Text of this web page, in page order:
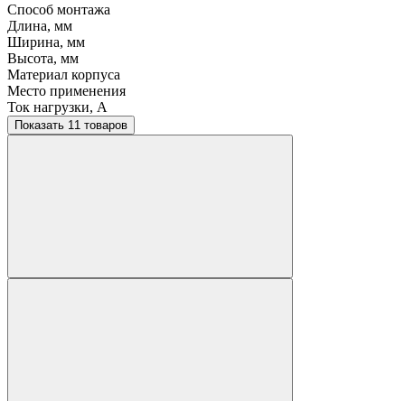
Способ монтажа
Длина, мм
Ширина, мм
Высота, мм
Материал корпуса
Место применения
Ток нагрузки, A
Показать 11 товаров